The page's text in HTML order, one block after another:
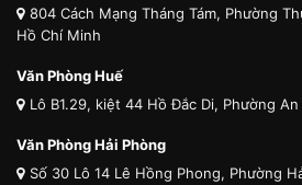
804 Cách Mạng Tháng Tám, Phường
Hồ Chí Minh
Văn Phòng Huế
Lô B1.29, kiệt 44 Hồ Đắc Di, Phường
Văn Phòng Hải Phòng
Số 30 Lô 14 Lê Hồng Phong, Phường